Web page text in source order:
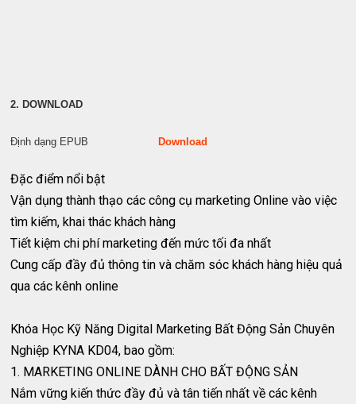
2. DOWNLOAD
Định dạng EPUB Download
Đặc điểm nổi bật
Vận dụng thành thạo các công cụ marketing Online vào việc
tìm kiếm, khai thác khách hàng
Tiết kiệm chi phí marketing đến mức tối đa nhất
Cung cấp đầy đủ thông tin và chăm sóc khách hàng hiệu quả
qua các kênh online
Khóa Học Kỹ Năng Digital Marketing Bất Động Sản Chuyên
Nghiệp KYNA KD04, bao gồm:
1. MARKETING ONLINE DÀNH CHO BẤT ĐỘNG SẢN
Nắm vững kiến thức đầy đủ và tân tiến nhất về các kênh